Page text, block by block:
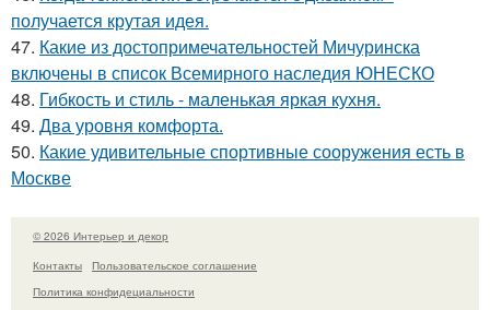
получается крутая идея.
47. Какие из достопримечательностей Мичуринска
включены в список Всемирного наследия ЮНЕСКО
48. Гибкость и стиль - маленькая яркая кухня.
49. Два уровня комфорта.
50. Какие удивительные спортивные сооружения есть в
Москве
© 2026 Интерьер и декор
Контакты
Пользовательское соглашение
Политика конфидециальности